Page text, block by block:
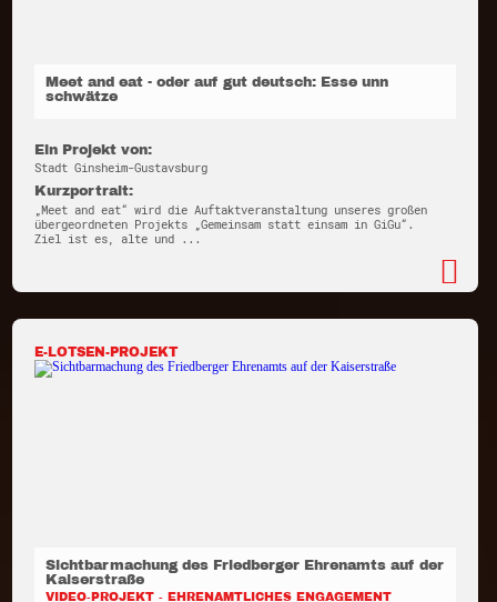
Meet and eat - oder auf gut deutsch: Esse unn
schwätze
Ein Projekt von:
Stadt Ginsheim-Gustavsburg
Kurzportrait:
„Meet and eat“ wird die Auftaktveranstaltung unseres großen
übergeordneten Projekts „Gemeinsam statt einsam in GiGu“.
Ziel ist es, alte und ...
E-LOTSEN-PROJEKT
Sichtbarmachung des Friedberger Ehrenamts auf der
Kaiserstraße
VIDEO-PROJEKT - EHRENAMTLICHES ENGAGEMENT